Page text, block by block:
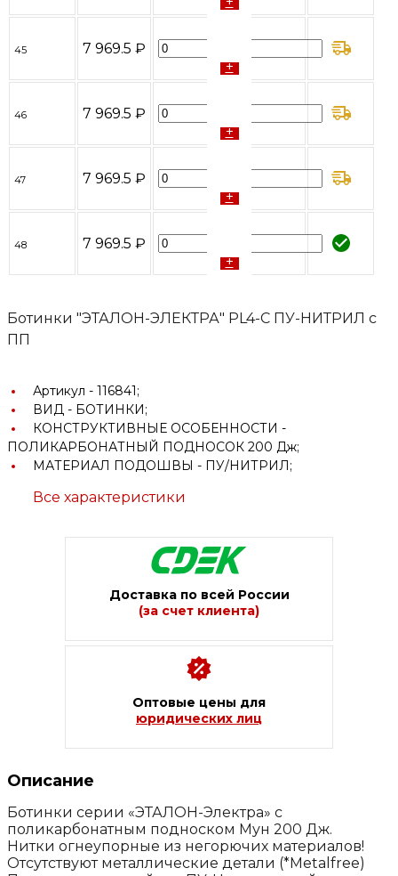
45 7 969.5 ₽
+
46 7 969.5 ₽
+
47 7 969.5 ₽
+
48 7 969.5 ₽
+
Ботинки "ЭТАЛОН-ЭЛЕКТРА" PL4-C ПУ-НИТРИЛ с
ПП
Артикул - 116841;
ВИД - БОТИНКИ;
КОНСТРУКТИВНЫЕ ОСОБЕННОСТИ -
ПОЛИКАРБОНАТНЫЙ ПОДНОСОК 200 Дж;
МАТЕРИАЛ ПОДОШВЫ - ПУ/НИТРИЛ;
Все характеристики
Доставка по всей России
(за счет клиента)
Оптовые цены для
юридических лиц
Описание
Ботинки серии «ЭТАЛОН-Электра» с
поликарбонатным подноском Мун 200 Дж.
Нитки огнеупорные из негорючих материалов!
Отсутствуют металлические детали (*Metalfree)